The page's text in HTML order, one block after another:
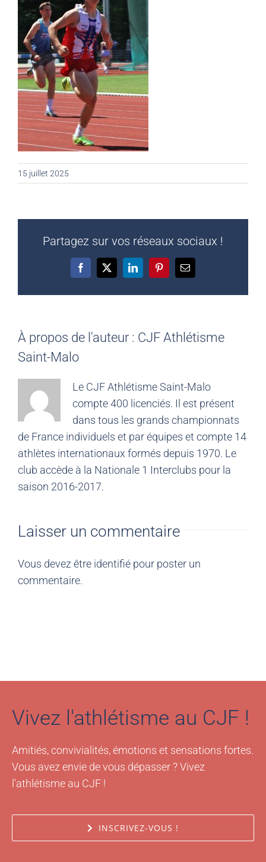
15 juillet 2025
Partagez sur vos réseaux sociaux !
Facebook
X LinkedInPinterestEmail
À propos de l'auteur : CJF Athlétisme
Saint-Malo
Le CJF Athlétisme Saint-Malo
compte 400 licenciés. Il est présent
dans tous les grands championnats
de France individuels et par équipes et compte 14
athlètes internationaux formés depuis 1970. Le
club accède à la Nationale 1 Interclubs pour la
saison 2016-2017.
Laisser un commentaire
Vous devez être identifié pour poster un
commentaire.
Vivez l'athlétisme au CJF !
Amitiés, convivialités, émotions et sensations fortes.
Vous avez envie de vous dépasser ? Vivez
l'athlétisme au CJF !
INSCRIVEZ-VOUS !